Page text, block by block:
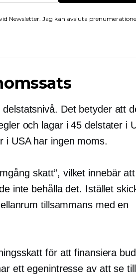
Newsletter. Jag kan avsluta
Det betyder att
och lagar i 45 delstater i
i USA har ingen moms.
skatt”, vilket innebär
inte behålla det. Istället
tillsammans med en
för att finansiera
ett egenintresse av att se